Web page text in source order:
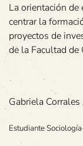
La orientación de
centrar la
proyectos de
de la Facultad
Gabriela
Estudiante